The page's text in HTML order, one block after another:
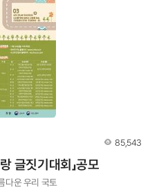
사항 ◦ 파일로 제출(필름사진 출품
함 ◦ 수상자(저작자)는 국토연구원이
요한 한도 내에서 복제 및 전송의
필요에 따라 수상자(저작자)와 협의하여
작성할 수 있음 ◦ 출품작의 저작권 및
자가 부담 ◦ 표절작은 심사에서
회수 ◦ 타 공모전의 입상경력이 있거나
그래픽 및 합성사진은 심사에서 제외함
에 대한 피해는 책임지지 않음 8. 문의처
0439
조회수
85,543
글짓기대회」공모
다운 우리 국토